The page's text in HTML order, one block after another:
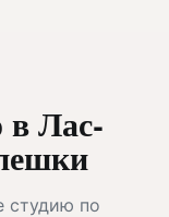
Лас-
студию по